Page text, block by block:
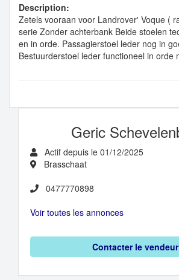
Description:
Zetels vooraan voor Landrover' Voque (
serie Zonder achterbank Beide stoelen
en in orde. Passagierstoel leder nog in
Bestuurderstoel leder functioneel in orde
Geric
Actif depuis le 01/12/2025
Brasschaat
0477770898
Voir toutes les annonces
Contacter le vendeur